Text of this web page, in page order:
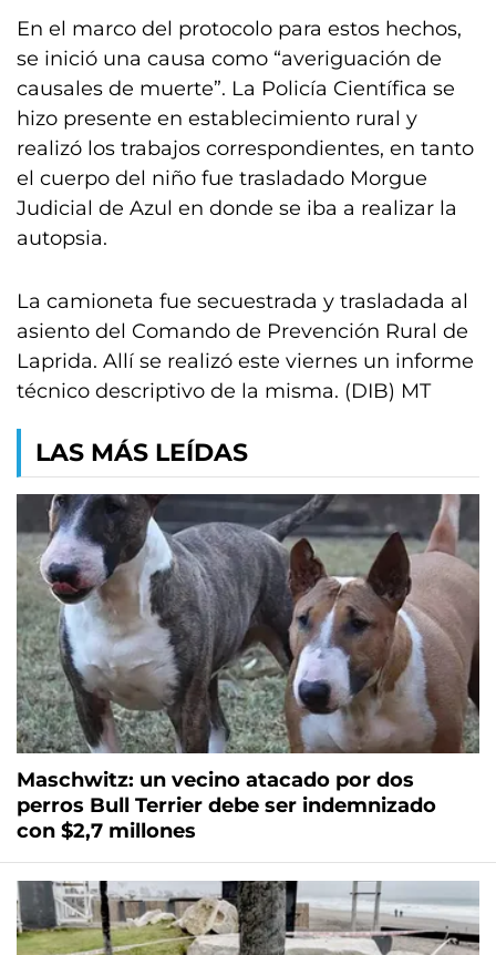
En el marco del protocolo para estos hechos,
se inició una causa como “averiguación de
causales de muerte”. La Policía Científica se
hizo presente en establecimiento rural y
realizó los trabajos correspondientes, en tanto
el cuerpo del niño fue trasladado Morgue
Judicial de Azul en donde se iba a realizar la
autopsia.
La camioneta fue secuestrada y trasladada al
asiento del Comando de Prevención Rural de
Laprida. Allí se realizó este viernes un informe
técnico descriptivo de la misma. (DIB) MT
LAS MÁS LEÍDAS
Maschwitz: un vecino atacado por dos
perros Bull Terrier debe ser indemnizado
con $2,7 millones